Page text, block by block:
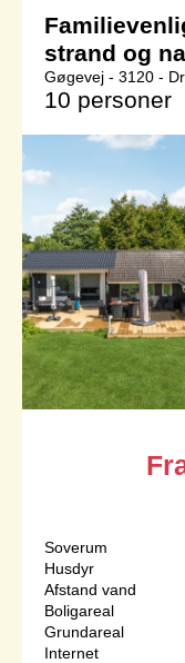
strand og
Gøgevej - 3120 -
10 personer
Soverum
Husdyr
Afstand vand
Boligareal
Grundareal
Internet